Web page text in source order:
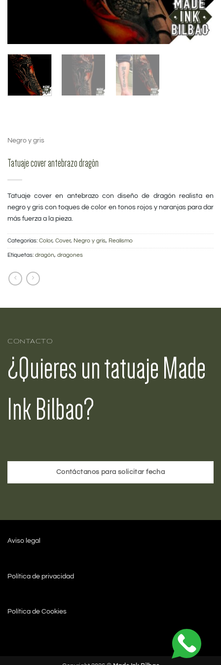
Negro y gris
Tatuaje cover antebrazo dragón
Tatuaje cover en antebrazo con diseño de dragón realista en
negro y gris con toques de color en tonos rojos y naranjas para dar
más fuerza a la pieza.
Categorías: Color, Cover, Negro y gris, Realismo
Etiquetas: dragón, dragones
CONTACTO
¿Quieres un tatuaje Made
Ink Bilbao?
Contáctanos para solicitar fecha
Aviso legal
Política de privacidad
Política de Cookies